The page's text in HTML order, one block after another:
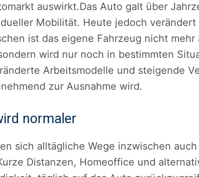
auswirkt.Das Auto galt über
Mobilität. Heute jedoch verändert
ist das eigene Fahrzeug nicht mehr
wird nur noch in bestimmten
Arbeitsmodelle und steigende
zur Ausnahme wird.
normaler
sich alltägliche Wege inzwischen
Distanzen, Homeoffice und